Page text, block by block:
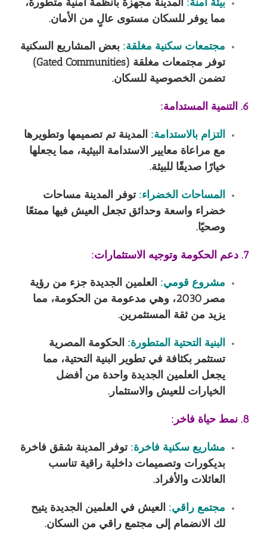
مما يوفر للسكان مستوى عالٍ من الأمان.
مجتمعات سكنية مغلقة: بعض المشاريع السكنية
توفر مجتمعات مغلقة (Gated Communities)
تضمن الخصوصية للسكان.
6. التنمية المستدامة:
التزام بالاستدامة: المدينة تم تصميمها وتطويرها
مع مراعاة معايير الاستدامة البيئية، مما يجعلها
خيارًا صديقًا للبيئة.
المساحات الخضراء: توفر المدينة مساحات
خضراء واسعة وحدائق تجعل العيش فيها ممتعًا
وصحيًا.
7. دعم الحكومة وتوجيه الاستثمارات:
مشروع قومي: العلمين الجديدة جزء من رؤية
مصر 2030، وهي مدعومة من الحكومة، مما
يزيد من ثقة المستثمرين.
البنية التحتية المتطورة: الحكومة المصرية
تستثمر بكثافة في تطوير البنية التحتية، مما
يجعل العلمين الجديدة واحدة من أفضل
الخيارات للعيش والاستثمار.
8. نمط حياة فاخر:
مشاريع سكنية فاخرة: توفر المدينة شقق فاخرة
بديكورات وتصميمات داخلية راقية تناسب
العائلات والأفراد.
مجتمع راقي: العيش في العلمين الجديدة يتيح
لك الانضمام إلى مجتمع راقي من السكان.